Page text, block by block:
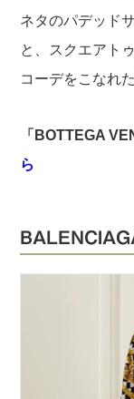
ネタのパデッド
と、スクエアト
コーデをこなれ
「BOTTEGA
ら